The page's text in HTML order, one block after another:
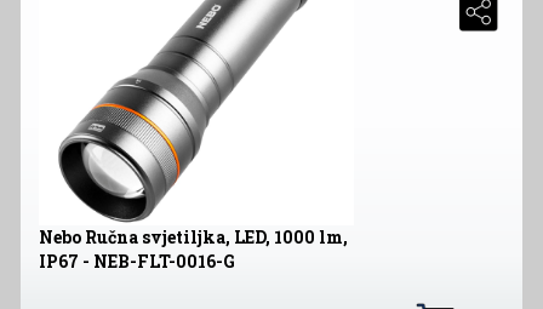
Nebo Ručna svjetiljka, LED, 1000 lm,
IP67 - NEB-FLT-0016-G